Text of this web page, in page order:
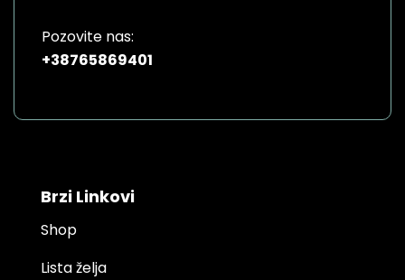
Pozovite nas:
+38765869401
Brzi Linkovi
Shop
Lista želja